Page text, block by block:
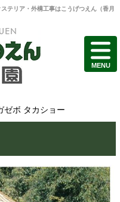
テリア・外構工事はこうげつえん（香月
ゼボ タカショー
MENU